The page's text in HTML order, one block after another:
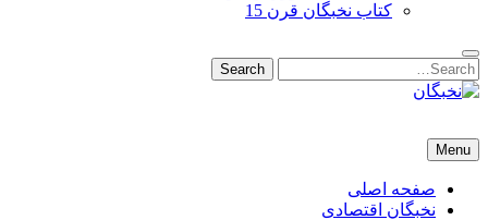
کتاب نخبگان قرن 15
Search
for:
Search
نخبگان تایمز/ کتاب نخبگان + پورتال رسمی کتاب نخبگان ایران –
ورزش ایران – کتاب نخبگان کسب و کار ایران – کتاب نخبگان ایران
Menu
صفحه اصلی
نخبگان اقتصادی